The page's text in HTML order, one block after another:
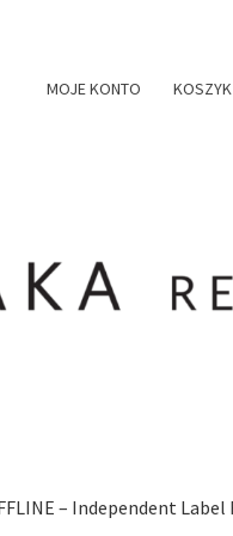
MOJE KONTO KOSZYK
– Independent Label